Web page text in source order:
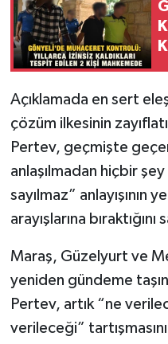
Açıklamada en sert
çözüm ilkesinin
Pertev, geçmişte
anlaşılmadan hiçbir şey
sayılmaz” anlayışının
arayışlarına bıraktığını
Maraş, Güzelyurt ve
yeniden gündeme
Pertev, artık “ne
verileceği”